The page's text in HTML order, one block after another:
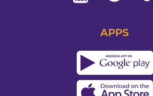
APPS